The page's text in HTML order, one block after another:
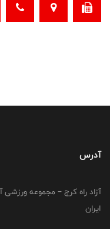
آدرس
آزاد راه کرج – مجموعه
ایران